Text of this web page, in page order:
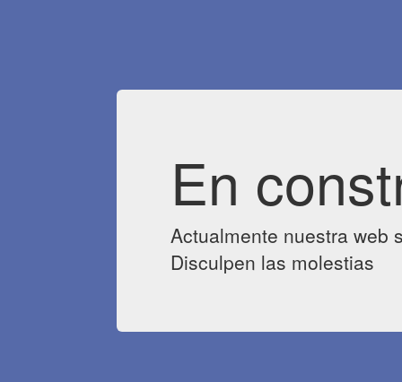
En
Actualmente nuestra web
Disculpen las molestias